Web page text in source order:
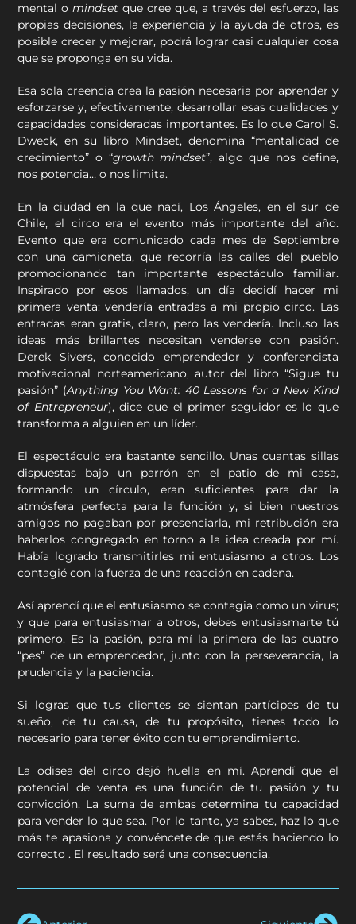
mental omindset que cree que, a través del esfuerzo, las
propias decisiones, la experiencia y la ayuda de otros, es
posible crecer y mejorar, podrá lograr casi cualquier cosa
que se proponga en su vida.
Esa sola creencia crea la pasión necesaria por aprender y
esforzarse y, efectivamente, desarrollar esas cualidades y
capacidades consideradas importantes. Es lo que Carol S.
Dweck, en su libro Mindset, denomina “mentalidad de
crecimiento” o “growth mindset”, algo que nos define,
nos potencia… o nos limita.
En la ciudad en la que nací, Los Ángeles, en el sur de
Chile, el circo era el evento más importante del año.
Evento que era comunicado cada mes de Septiembre
con una camioneta, que recorría las calles del pueblo
promocionando tan importante espectáculo familiar.
Inspirado por esos llamados, un día decidí hacer mi
primera venta: vendería entradas a mi propio circo. Las
entradas eran gratis, claro, pero las vendería. Incluso las
ideas más brillantes necesitan venderse con pasión.
Derek Sivers, conocido emprendedor y conferencista
motivacional norteamericano, autor del libro “Sigue tu
pasión” (Anything You Want: 40 Lessons for a New Kind
of Entrepreneur), dice que el primer seguidor es lo que
transforma a alguien en un líder.
El espectáculo era bastante sencillo. Unas cuantas sillas
dispuestas bajo un parrón en el patio de mi casa,
formando un círculo, eran suficientes para dar la
atmósfera perfecta para la función y, si bien nuestros
amigos no pagaban por presenciarla, mi retribución era
haberlos congregado en torno a la idea creada por mí.
Había logrado transmitirles mi entusiasmo a otros. Los
contagié con la fuerza de una reacción en cadena.
Así aprendí que el entusiasmo se contagia como un virus;
y que para entusiasmar a otros, debes entusiasmarte tú
primero. Es la pasión, para mí la primera de las cuatro
“pes” de un emprendedor, junto con la perseverancia, la
prudencia y la paciencia.
Si logras que tus clientes se sientan partícipes de tu
sueño, de tu causa, de tu propósito, tienes todo lo
necesario para tener éxito con tu emprendimiento.
La odisea del circo dejó huella en mí. Aprendí que el
potencial de venta es una función de tu pasión y tu
convicción. La suma de ambas determina tu capacidad
para vender lo que sea. Por lo tanto, ya sabes, haz lo que
más te apasiona y convéncete de que estás haciendo lo
correcto . El resultado será una consecuencia.